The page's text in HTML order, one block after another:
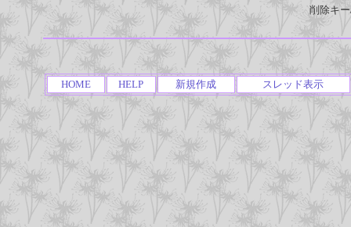
削除キ
HOME HELP 新規作成 スレッド表示